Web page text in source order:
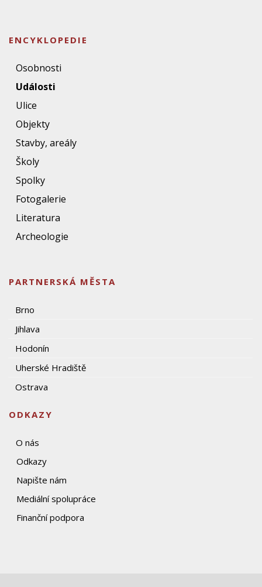
ENCYKLOPEDIE
Osobnosti
Události
Ulice
Objekty
Stavby, areály
Školy
Spolky
Fotogalerie
Literatura
Archeologie
PARTNERSKÁ MĚSTA
Brno
Jihlava
Hodonín
Uherské Hradiště
Ostrava
ODKAZY
O nás
Odkazy
Napište nám
Mediální spolupráce
Finanční podpora